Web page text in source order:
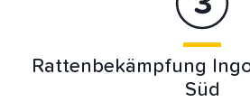
Rattenbekämpfung
Süd